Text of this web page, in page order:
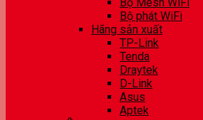
Bộ phát WiFi
Hãng sản xuất
TP-Link
Tenda
Draytek
D-Link
Asus
Aptek